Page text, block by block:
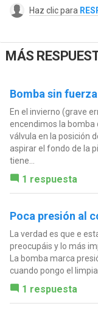
Haz clic para
MÁS
Bomba sin fuerza
En el invierno (grave
encendimos la bomba
válvula en la posición
aspirar el fondo de la
tiene...
1 respuesta
Poca presión al
La verdad es que e
preocupáis y lo más
La bomba marca
cuando pongo el
1 respuesta